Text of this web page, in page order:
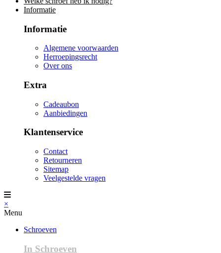
Informatie
Informatie
Algemene voorwaarden
Herroepingsrecht
Over ons
Extra
Cadeaubon
Aanbiedingen
Klantenservice
Contact
Retourneren
Sitemap
Veelgestelde vragen
×
Menu
Schroeven
In Schroeven